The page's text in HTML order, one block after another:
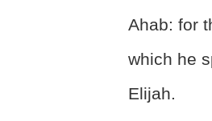
Ahab: for
which he
Elijah.